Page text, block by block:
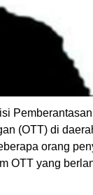
(OTT) di
orang
OTT yang